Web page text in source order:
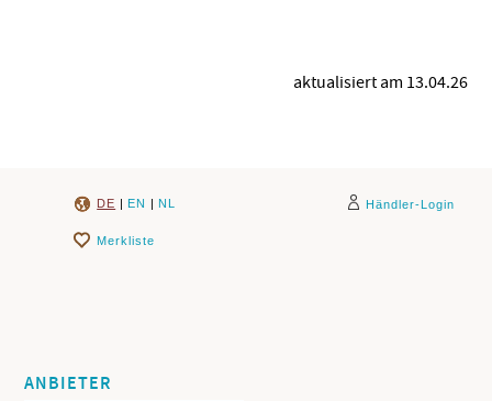
aktualisiert am 13.04.26
DE | EN | NL Händler-Login
Merkliste
ANBIETER